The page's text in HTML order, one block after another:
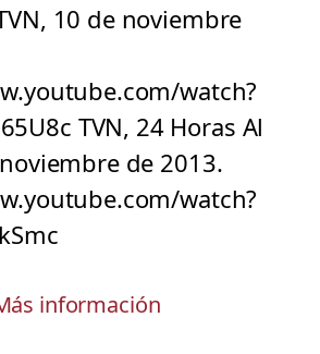
10 de noviembre
watch?
TVN, 24 Horas Al
de 2013.
watch?
información